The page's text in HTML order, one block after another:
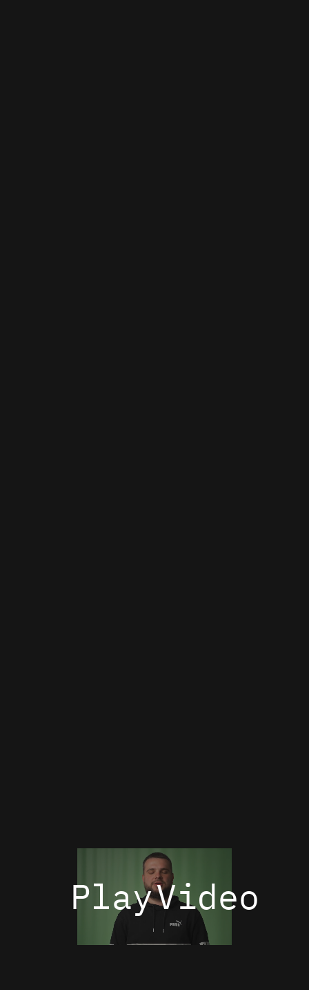
PlayVideo